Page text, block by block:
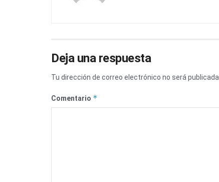
Deja una respuesta
Tu dirección de correo electrónico no será publicada.
Comentario *